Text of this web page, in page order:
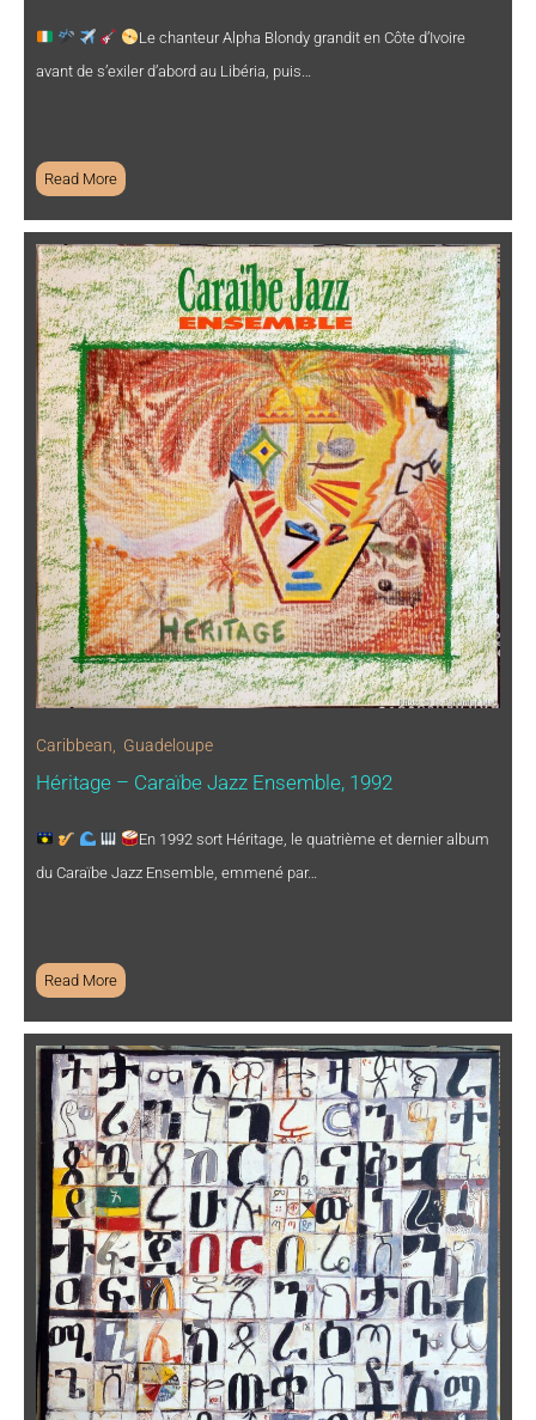
Le chanteur Alpha Blondy grandit en Côte d’Ivoire
avant de s’exiler d’abord au Libéria, puis…
Read More
Caribbean Guadeloupe
Héritage – Caraïbe Jazz Ensemble, 1992
En 1992 sort Héritage, le quatrième et dernier album
du Caraïbe Jazz Ensemble, emmené par…
Read More